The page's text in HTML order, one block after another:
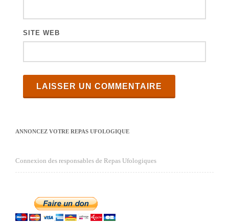
SITE WEB
ANNONCEZ VOTRE REPAS UFOLOGIQUE
Connexion des responsables de Repas Ufologiques